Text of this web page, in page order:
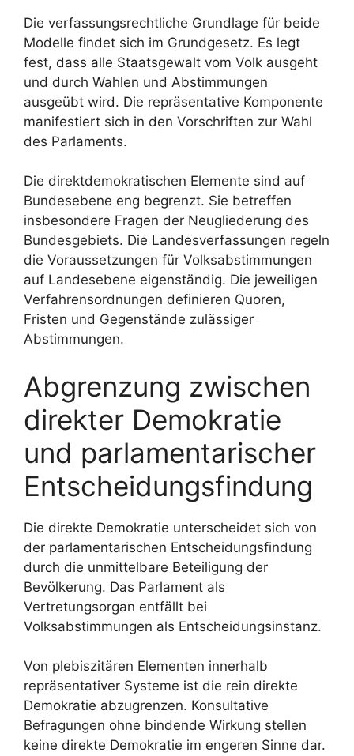
Die verfassungsrechtliche Grundlage für beide
Modelle findet sich im Grundgesetz. Es legt
fest, dass alle Staatsgewalt vom Volk ausgeht
und durch Wahlen und Abstimmungen
ausgeübt wird. Die repräsentative Komponente
manifestiert sich in den Vorschriften zur Wahl
des Parlaments.
Die direktdemokratischen Elemente sind auf
Bundesebene eng begrenzt. Sie betreffen
insbesondere Fragen der Neugliederung des
Bundesgebiets. Die Landesverfassungen regeln
die Voraussetzungen für Volksabstimmungen
auf Landesebene eigenständig. Die jeweiligen
Verfahrensordnungen definieren Quoren,
Fristen und Gegenstände zulässiger
Abstimmungen.
Abgrenzung zwischen
direkter Demokratie
und parlamentarischer
Entscheidungsfindung
Die direkte Demokratie unterscheidet sich von
der parlamentarischen Entscheidungsfindung
durch die unmittelbare Beteiligung der
Bevölkerung. Das Parlament als
Vertretungsorgan entfällt bei
Volksabstimmungen als Entscheidungsinstanz.
Von plebiszitären Elementen innerhalb
repräsentativer Systeme ist die rein direkte
Demokratie abzugrenzen. Konsultative
Befragungen ohne bindende Wirkung stellen
keine direkte Demokratie im engeren Sinne dar.